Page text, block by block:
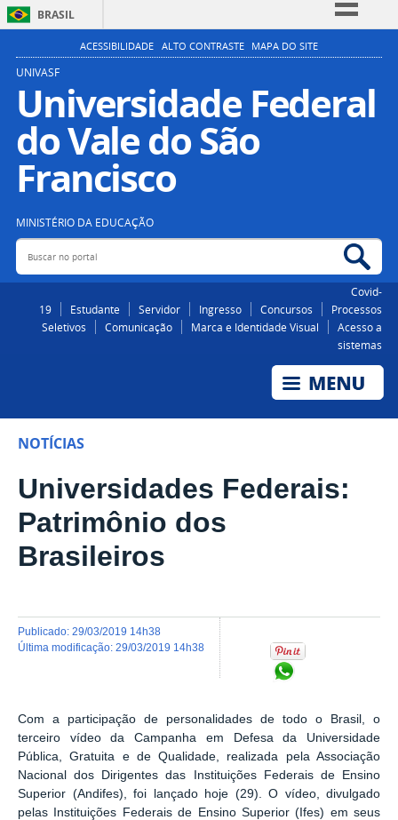
BRASIL
Simplifique!
Participe
Acesso à informação
Legislação
ACESSIBILIDADE ALTO CONTRASTE MAPA DO SITE
UNIVASF
Universidade Federal
do Vale do São
Francisco
MINISTÉRIO DA EDUCAÇÃO
Buscar no portal
Covid-
19
Estudante Servidor Ingresso Concursos
Processos
Seletivos
Comunicação Marca e Identidade Visual
Acesso a
sistemas
NOTÍCIAS
Universidades Federais:
Patrimônio dos
Brasileiros
publicado: 29/03/2019 14h38
última modificação: 29/03/2019 14h38
Com a participação de personalidades de todo o Brasil, o
terceiro vídeo da Campanha em Defesa da Universidade
Pública, Gratuita e de Qualidade, realizada pela Associação
Nacional dos Dirigentes das Instituições Federais de Ensino
Superior (Andifes), foi lançado hoje (29). O vídeo, divulgado
pelas Instituições Federais de Ensino Superior (Ifes) em seus